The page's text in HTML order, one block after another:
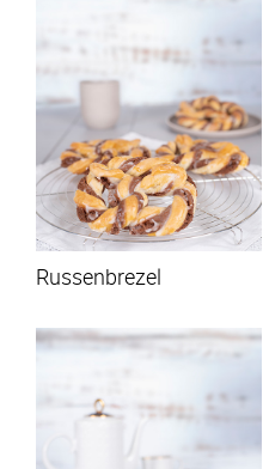
Russenbrezel